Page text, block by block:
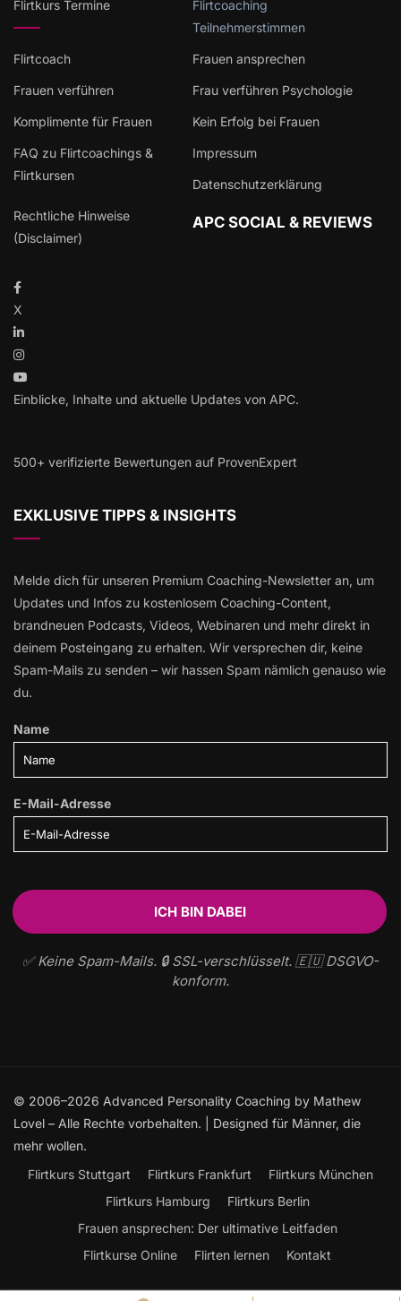
Flirtkurs Termine
Flirtcoaching
Teilnehmerstimmen
Flirtcoach Frauen ansprechen
Frauen verführen Frau verführen Psychologie
Komplimente für Frauen Kein Erfolg bei Frauen
FAQ zu Flirtcoachings &
Flirtkursen
Impressum
Datenschutzerklärung
Rechtliche Hinweise
(Disclaimer)
APC SOCIAL & REVIEWS
X
Einblicke, Inhalte und aktuelle Updates von APC.
500+ verifizierte Bewertungen auf ProvenExpert
EXKLUSIVE TIPPS & INSIGHTS
Melde dich für unseren Premium Coaching-Newsletter an, um
Updates und Infos zu kostenlosem Coaching-Content,
brandneuen Podcasts, Videos, Webinaren und mehr direkt in
deinem Posteingang zu erhalten. Wir versprechen dir, keine
Spam-Mails zu senden – wir hassen Spam nämlich genauso wie
du.
Name
E-Mail-Adresse
✅ Keine Spam-Mails. 🔒 SSL-verschlüsselt. 🇪🇺 DSGVO-
konform.
© 2006–2026 Advanced Personality Coaching by Mathew
Lovel – Alle Rechte vorbehalten. | Designed für Männer, die
mehr wollen.
Flirtkurs Stuttgart
Flirtkurs Frankfurt
Flirtkurs München
Flirtkurs Hamburg
Flirtkurs Berlin
Frauen ansprechen: Der ultimative Leitfaden
Flirtkurse Online
Flirten lernen Kontakt